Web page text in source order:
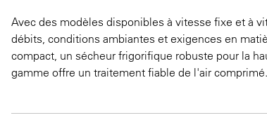
Avec des modèles disponibles à vitesse fixe et à
débits, conditions ambiantes et exigences en
compact, un sécheur frigorifique robuste pour la
gamme offre un traitement fiable de l'air comprimé.